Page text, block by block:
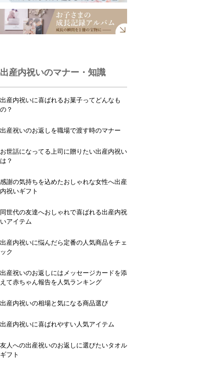
出産内祝いのマナー・知識
出産内祝いに喜ばれるお菓子ってどんなも
の？
出産祝いのお返しを職場で渡す時のマナー
お世話になってる上司に贈りたい出産内祝い
は？
感謝の気持ちを込めたおしゃれな女性へ出産
内祝いギフト
同世代の友達へおしゃれで喜ばれる出産内祝
いアイテム
出産内祝いに悩んだら定番の人気商品をチェ
ック
出産祝いのお返しにはメッセージカードを添
えて赤ちゃん報告を人気ランキング
出産内祝いの相場と気になる商品選び
出産内祝いに喜ばれやすい人気アイテム
友人への出産祝いのお返しに選びたいタオル
ギフト